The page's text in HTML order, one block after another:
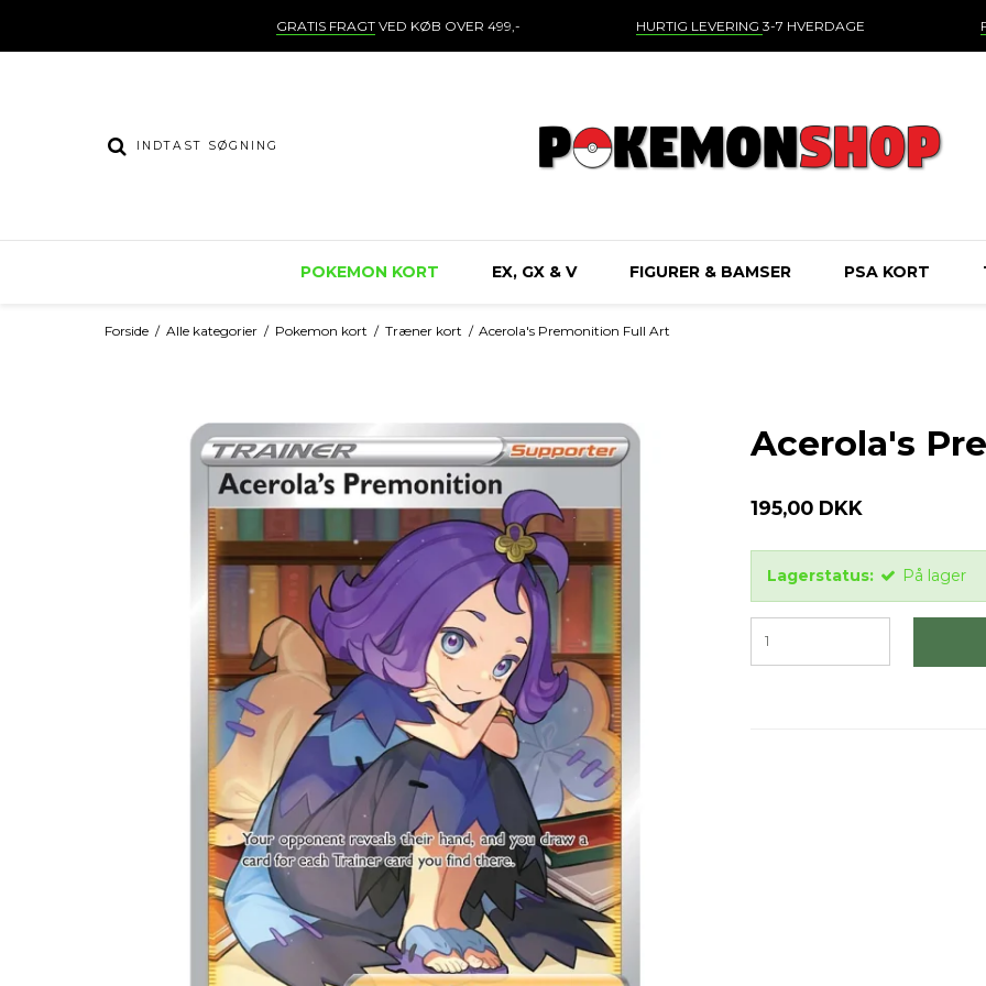
GRATIS FRAGTVED KØB OVER 499,- HURTIG LEVERING 3-7 HVERDAGE
POKEMON KORT EX, GX & V FIGURER & BAMSER PSA KORT
Forside / Alle kategorier / Pokemon kort / Træner kort / Acerola's Premonition Full Art
Acerola's
195,00 DKK
Lagerstatus: På lager